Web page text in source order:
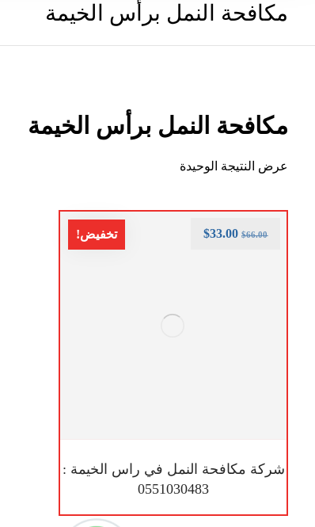
مكافحة النمل برأس الخيمة
مكافحة النمل برأس الخيمة
عرض النتيجة الوحيدة
تخفيض!
شركة مكافحة النمل في راس الخيمة :
0551030483
$66.00
$33.00